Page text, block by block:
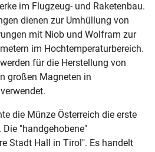
im Flugzeug- und Raketenbau.
dienen zur Umhüllung von
mit Niob und Wolfram zur
im Hochtemperaturbereich.
für die Herstellung von
großen Magneten in
die Münze Österreich die erste
"handgehobene"
Stadt Hall in Tirol". Es handelt